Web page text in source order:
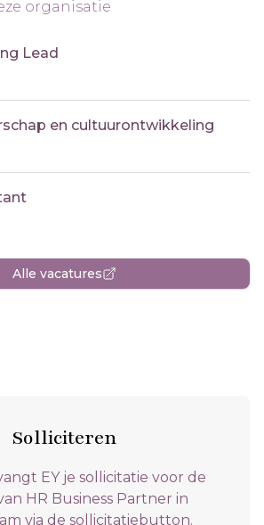
organisatie
Lead
en cultuurontwikkeling
Alle vacatures
Solliciteren
EY je sollicitatie voor de
HR Business Partner in
via de sollicitatiebutton.